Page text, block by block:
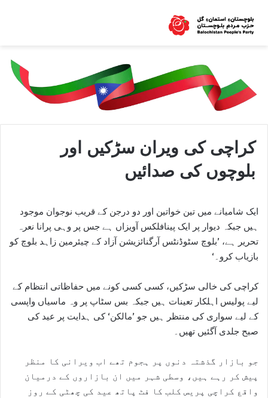
کراچی کی ویران سڑکیں اور
بلوچوں کی صدائیں
ایک شامیانے میں تین خواتین اور دو درجن کے قریب نوجوان موجود
ہیں جبکہ دیوار پر ایک پینافلکس آویزاں ہے جس پر وہی پرانا نعرہ
تحریر ہے، ’بلوچ سٹوڈنٹس آرگنائزیشن آزاد کے چیئرمین زاہد بلوچ کو
بازیاب کرو۔‘
کراچی کی خالی سڑکیں، کسی کسی کونے میں حفاظاتی انتظام کے
لیے پولیس اہلکار تعینات ہیں جبکہ بس سٹاپ پر وہ ماسیاں واپسی
کے لیے سواری کی منتظر ہیں جو ’مالکن‘ کی ہدایت پر عید کی
صبح جلدی آگئیں تھیں۔
جو بازار گذشتہ دنوں پر ہجوم تھے اب ویرانی کا منظر
پیش کر رہے ہیں، وسطی شہر میں ان بازاروں کے درمیان
واقع کراچی پریس کلب کا فٹ پاتھ عید کی چھٹی کے روز